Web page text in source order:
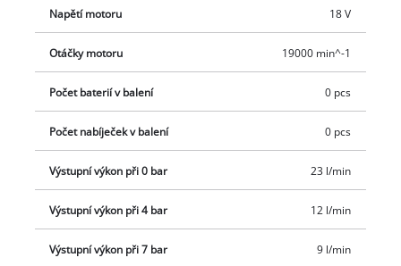
Aku kompresor na auto je dodáván bez baterie a nabíječky. Ty
Napětí motoru 18 V
Otáčky motoru 19000 min^-1
Počet baterií v balení 0 pcs
Počet nabíječek v balení 0 pcs
Výstupní výkon při 0 bar 23 l/min
Výstupní výkon při 4 bar 12 l/min
Výstupní výkon při 7 bar 9 l/min